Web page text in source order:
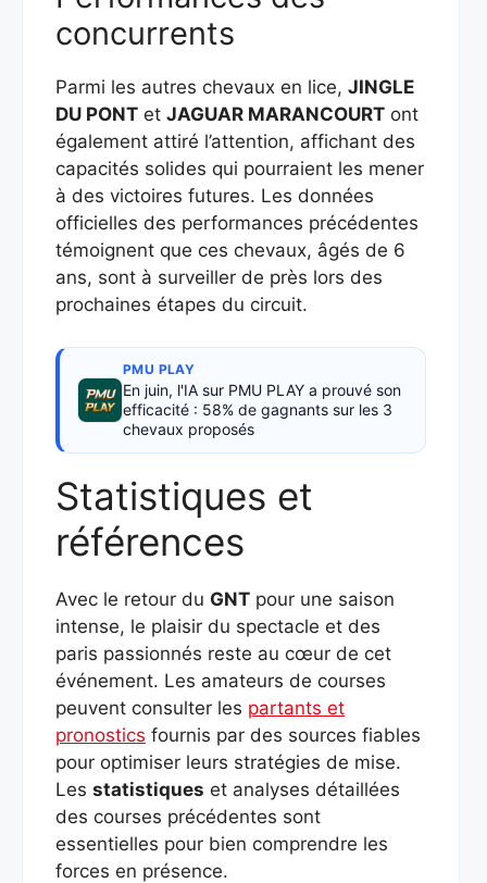
concurrents
Parmi les autres chevaux en lice, JINGLE
DU PONT et JAGUAR MARANCOURT ont
également attiré l’attention, affichant des
capacités solides qui pourraient les mener
à des victoires futures. Les données
officielles des performances précédentes
témoignent que ces chevaux, âgés de 6
ans, sont à surveiller de près lors des
prochaines étapes du circuit.
PMU PLAY
En juin, l'IA sur PMU PLAY a prouvé son
efficacité : 58% de gagnants sur les 3
chevaux proposés
Statistiques et
références
Avec le retour du GNT pour une saison
intense, le plaisir du spectacle et des
paris passionnés reste au cœur de cet
événement. Les amateurs de courses
peuvent consulter les partants et
pronostics fournis par des sources fiables
pour optimiser leurs stratégies de mise.
Les statistiques et analyses détaillées
des courses précédentes sont
essentielles pour bien comprendre les
forces en présence.